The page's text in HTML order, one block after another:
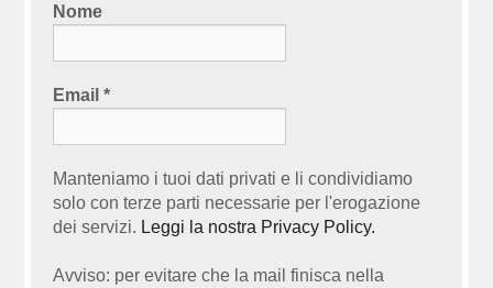
Nome
Email*
Manteniamo i tuoi dati privati e li condividiamo
solo con terze parti necessarie per l'erogazione
dei servizi. Leggi la nostra Privacy Policy.
Avviso: per evitare che la mail finisca nella